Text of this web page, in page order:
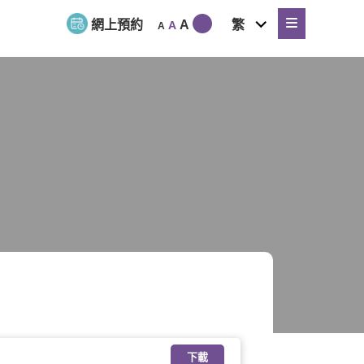
網上預約 A A A 繁
expand
child
menu
下載